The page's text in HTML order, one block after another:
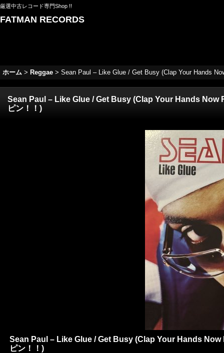
厳選中古レコード専門Shop !!
FATMAN RECORDS
ホーム > Reggae > Sean Paul – Like Glue / Get Busy (Clap Your Hands
Sean Paul – Like Glue / Get Busy (Clap Your Hands Now
ピン！！)
Sean Paul – Like Glue / Get Busy (Clap Your Hands
ピン！！)